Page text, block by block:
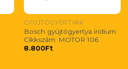
GYÚJTÓGYERTYÁK
Bosch gyújtógyertya iridium
Cikkszám: MOTOR 106
8.800Ft